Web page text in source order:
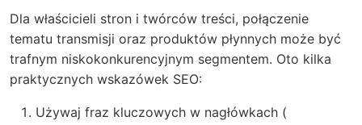
Dla właścicieli stron i twórców treści, połączenie
tematu transmisji oraz produktów płynnych może być
trafnym niskokonkurencyjnym segmentem. Oto kilka
praktycznych wskazówek SEO:
Używaj fraz kluczowych w nagłówkach (